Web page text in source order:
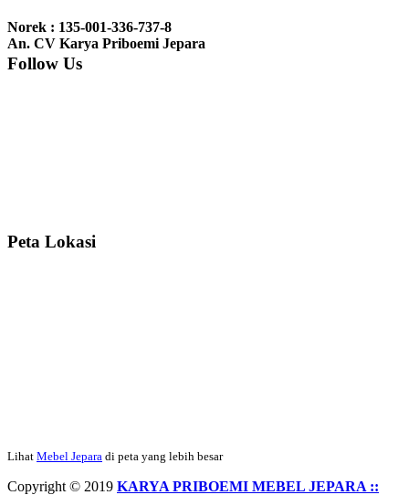
nyesel deh beli geby...
duconya bagus pak,...
Norek : 135-001-336-737-8
An. CV Karya Priboemi Jepara
Follow Us
Peta Lokasi
Lihat Mebel Jepara di peta yang lebih besar
Copyright © 2019 KARYA PRIBOEMI MEBEL JEPARA ::